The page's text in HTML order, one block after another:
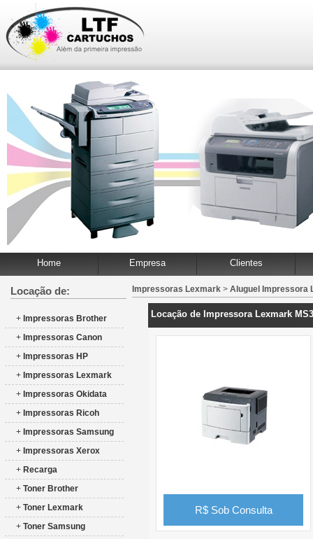
Home Empresa Clientes
Locação de:
+ Impressoras Brother
+ Impressoras Canon
+ Impressoras HP
+ Impressoras Lexmark
+ Impressoras Okidata
+ Impressoras Ricoh
+ Impressoras Samsung
+ Impressoras Xerox
+ Recarga
+Toner Brother
+Toner Lexmark
+Toner Samsung
Impressoras Lexmark >Aluguel Impressora
Locação de Impressora Lexmark
R$ Sob Consulta